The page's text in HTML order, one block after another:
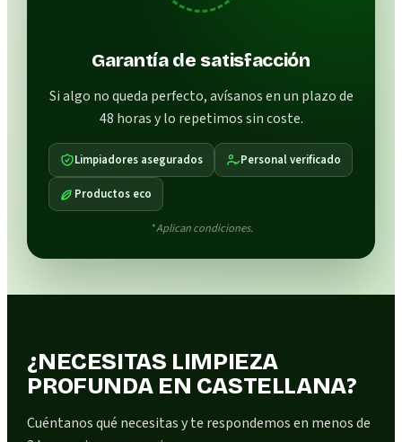
Garantía de satisfacción
Si algo no queda perfecto, avísanos en un plazo de
48 horas y lo repetimos sin coste.
Limpiadores asegurados Personal verificado
Productos eco
* Aplican condiciones.
¿NECESITAS LIMPIEZA
PROFUNDA EN CASTELLANA?
Cuéntanos qué necesitas y te respondemos en menos de